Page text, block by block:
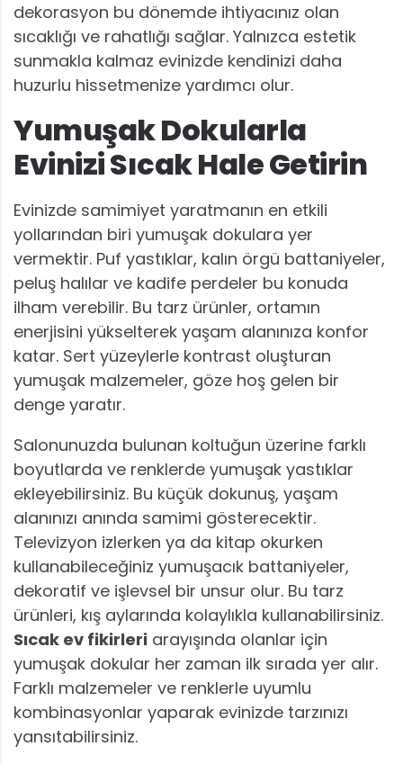
dekorasyon bu dönemde ihtiyacınız olan
sıcaklığı ve rahatlığı sağlar. Yalnızca estetik
sunmakla kalmaz evinizde kendinizi daha
huzurlu hissetmenize yardımcı olur.
Yumuşak Dokularla
Evinizi Sıcak Hale Getirin
Evinizde samimiyet yaratmanın en etkili
yollarından biri yumuşak dokulara yer
vermektir. Puf yastıklar, kalın örgü battaniyeler,
peluş halılar ve kadife perdeler bu konuda
ilham verebilir. Bu tarz ürünler, ortamın
enerjisini yükselterek yaşam alanınıza konfor
katar. Sert yüzeylerle kontrast oluşturan
yumuşak malzemeler, göze hoş gelen bir
denge yaratır.
Salonunuzda bulunan koltuğun üzerine farklı
boyutlarda ve renklerde yumuşak yastıklar
ekleyebilirsiniz. Bu küçük dokunuş, yaşam
alanınızı anında samimi gösterecektir.
Televizyon izlerken ya da kitap okurken
kullanabileceğiniz yumuşacık battaniyeler,
dekoratif ve işlevsel bir unsur olur. Bu tarz
ürünleri, kış aylarında kolaylıkla kullanabilirsiniz.
Sıcak ev fikirleri arayışında olanlar için
yumuşak dokular her zaman ilk sırada yer alır.
Farklı malzemeler ve renklerle uyumlu
kombinasyonlar yaparak evinizde tarzınızı
yansıtabilirsiniz.